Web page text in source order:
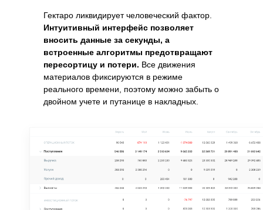
Гектаро ликвидирует человеческий фактор.
Интуитивный интерфейс позволяет
вносить данные за секунды, а
встроенные алгоритмы предотвращают
пересортицу и потери. Все движения
материалов фиксируются в режиме
реального времени, поэтому можно забыть о
двойном учете и путанице в накладных.